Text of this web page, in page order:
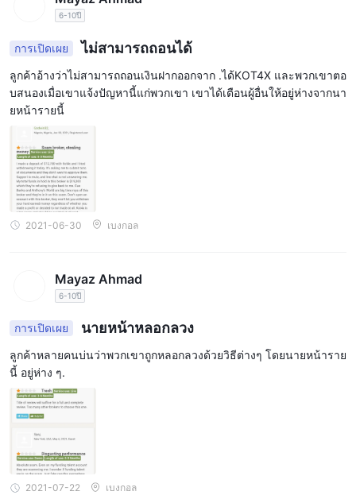
6-10ปี
การเปิดเผย ไม่สามารถถอนได้
ลูกค้าอ้างว่าไม่สามารถถอนเงินฝากออกจาก .ได้KOT4X และพวกเขาตอ
บสนองเมื่อเขาแจ้งปัญหานี้แก่พวกเขา เขาได้เตือนผู้อื่นให้อยู่ห่างจากนา
ยหน้ารายนี้
2021-06-30 เบงกอล
Mayaz Ahmad
6-10ปี
การเปิดเผย นายหน้าหลอกลวง
ลูกค้าหลายคนบ่นว่าพวกเขาถูกหลอกลวงด้วยวิธีต่างๆ โดยนายหน้าราย
นี้ อยู่ห่าง ๆ.
2021-07-22 เบงกอล